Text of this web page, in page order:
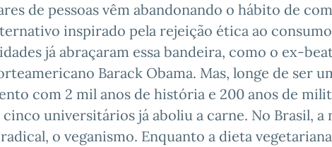
de pessoas vêm abandonando o hábito de
inspirado pela rejeição ética ao
já abraçaram essa bandeira, como o ex-
Barack Obama. Mas, longe de ser
com 2 mil anos de história e 200 anos de
universitários já aboliu a carne. No Brasil, a
o veganismo. Enquanto a dieta